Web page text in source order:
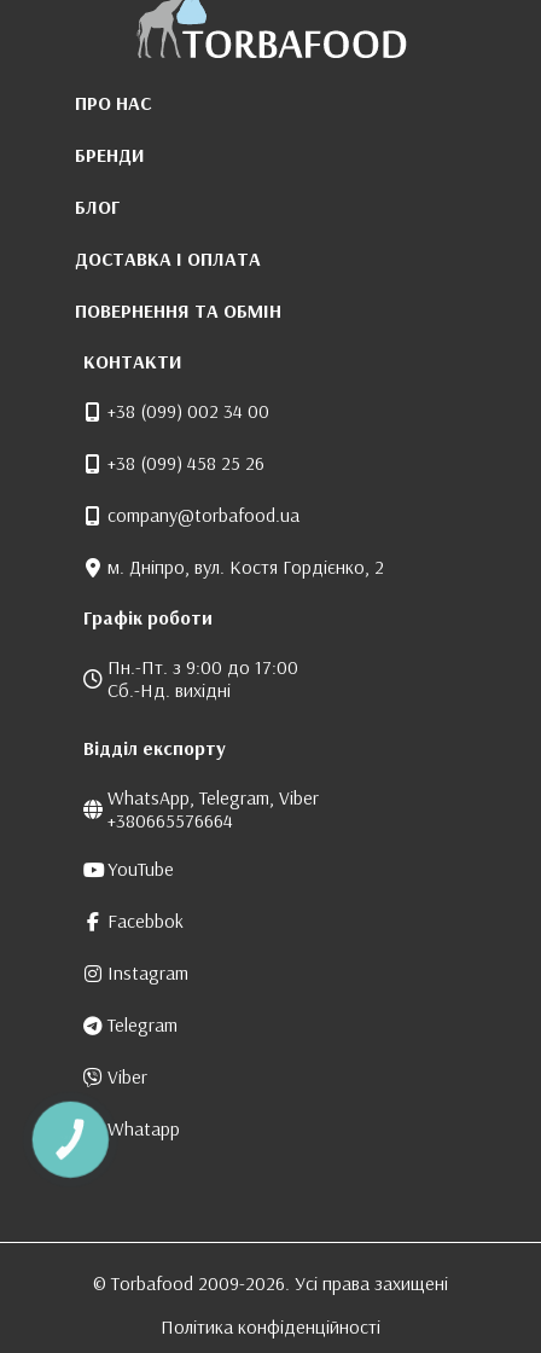
ПРО НАС
БРЕНДИ
БЛОГ
ДОСТАВКА І ОПЛАТА
ПОВЕРНЕННЯ ТА ОБМІН
КОНТАКТИ
+38 (099) 002 34 00
+38 (099) 458 25 26
company@torbafood.ua
м. Дніпро, вул. Костя Гордієнко, 2
Графік роботи
Пн.-Пт. з 9:00 до 17:00
Сб.-Нд. вихідні
Відділ експорту
WhatsApp, Telegram, Viber
+380665576664
YouTube
Facebbok
Instagram
Telegram
Viber
Whatapp
© Torbafood 2009-2026. Усі права захищені
Політика конфіденційності
КНОПКА
ЗВ'ЯЗКУ